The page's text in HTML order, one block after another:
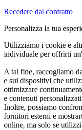
Recedere dal contratto
Personalizza la tua
Utilizziamo i cookie e
individuale per offrirti
A tal fine, raccogliamo
e sui dispositivi che
ottimizzare
e contenuti
Inoltre, possiamo
fornitori esterni e
online, ma solo se